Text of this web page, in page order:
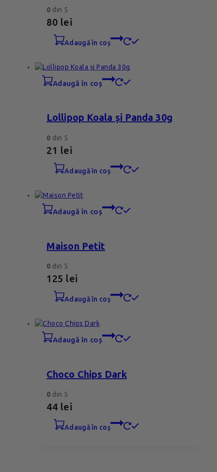
0 din 5
80 lei
adaugă în coș
adaugă în coș
Lollipop Koala și Panda 30g
0 din 5
21 lei
adaugă în coș
adaugă în coș
Maison Petit
0 din 5
125 lei
adaugă în coș
adaugă în coș
Choco Chips Dark
0 din 5
44 lei
adaugă în coș